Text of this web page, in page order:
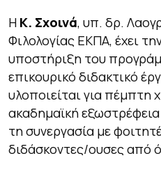
Η Κ. Σχοινά, υπ. δρ.
Φιλολογίας ΕΚΠΑ, έχει
υποστήριξη του
επικουρικό διδακτικό
υλοποιείται για πέμπτη
ακαδημαϊκή εξωστρέφεια
τη συνεργασία με
διδάσκοντες/ουσες από